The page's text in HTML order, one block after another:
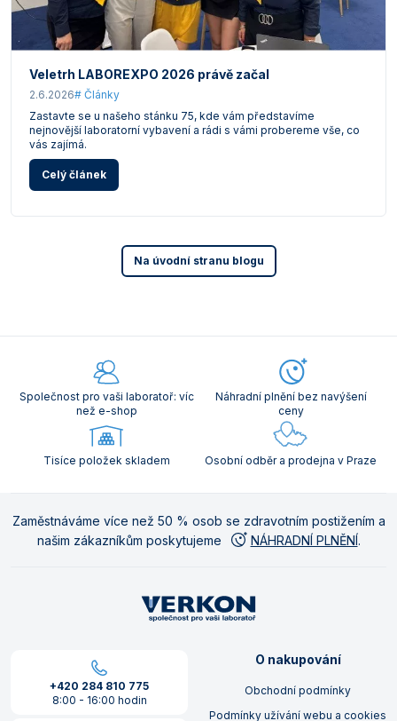
Veletrh LABOREXPO 2026 právě začal
2.6.2026# Články
Zastavte se u našeho stánku 75, kde vám představíme
nejnovější laboratorní vybavení a rádi s vámi probereme vše, co
vás zajímá.
Celý článek
Na úvodní stranu blogu
Společnost pro vaši laboratoř: víc
než e-shop
Náhradní plnění bez navýšení
ceny
Tisíce položek skladem Osobní odběr a prodejna v Praze
Zaměstnáváme více než 50 % osob se zdravotním postižením a
našim zákazníkům poskytujeme
NÁHRADNÍ PLNĚNÍ.
+420 284 810 775
8:00 - 16:00 hodin
O nakupování
Obchodní podmínky
Podmínky užívání webu a cookies